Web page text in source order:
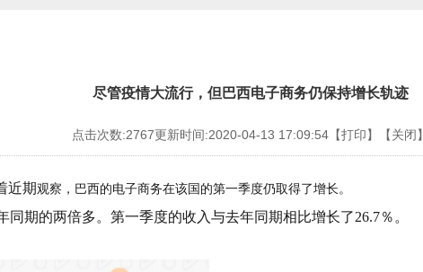
尽管疫情大流行，但巴西电子商务仍保持增长轨迹
点击次数:2767更新时间:2020-04-13 17:09:54 【打印】 【关闭】
近期观察，巴西的电子商务在该国的第一季度仍取得了增长。
期的两倍多。第一季度的收入与去年同期相比增长了26.7％ 。